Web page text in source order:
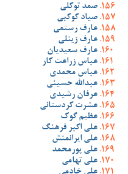
صمد توکلی
صیاد کوکبی
عارف رستمی
عارف زینلی
عارف سعیدیان
عباس زراعت کار
عباس محمدی
عبدالله حسینی
عرفان رشیدی
عشرت کردستانی
عظیم گوک
علی اکبر فرهنگ
علی ایرانمنش
علی پورمحمد
علی تهامی